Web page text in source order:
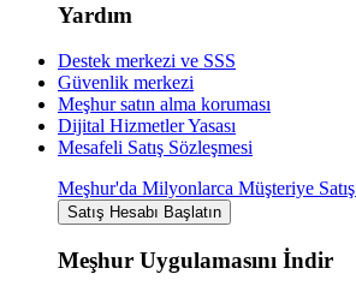
Yardım
Destek merkezi ve SSS
Güvenlik merkezi
Meşhur satın alma koruması
Dijital Hizmetler Yasası
Mesafeli Satış Sözleşmesi
Meşhur'da Milyonlarca Müşteriye
Satış Hesabı Başlatın
Meşhur Uygulamasını İndir